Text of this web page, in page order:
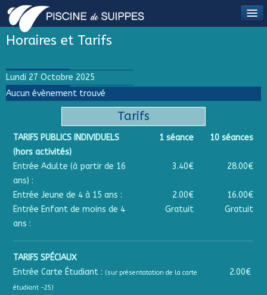
Horaires et Tarifs
Lundi 27 Octobre 2025
Aucun évènement trouvé
Tarifs
TARIFS PUBLICS INDIVIDUELS
(hors activités)
1 séance 10 séances
Entrée Adulte (à partir de 16
ans) :
3.40€ 28.00€
Entrée Jeune de 4 à 15 ans : 2.00€
16.00€
Entrée Enfant de moins de 4
ans :
Gratuit Gratuit
TARIFS SPÉCIAUX
Entrée Carte Étudiant : (sur présentatation de la carte
étudiant -25)
2.00€